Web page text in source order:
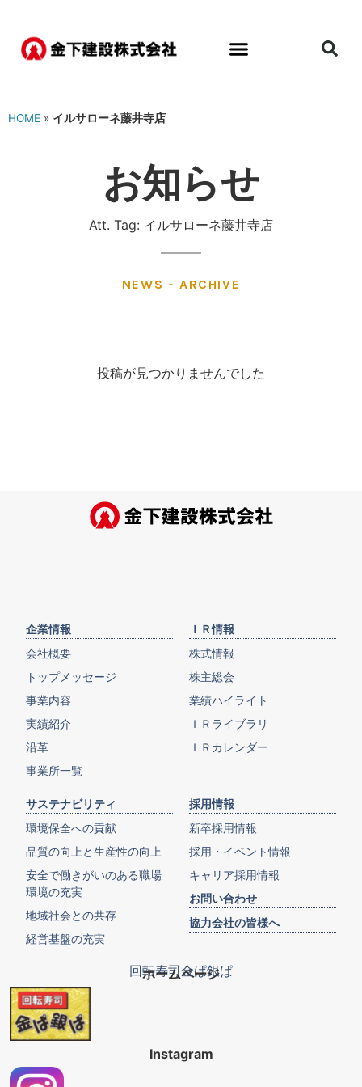
HOME » イルサローネ藤井寺店
お知らせ
Att. Tag: イルサローネ藤井寺店
NEWS - ARCHIVE
投稿が見つかりませんでした
企業情報
会社概要
トップメッセージ
事業内容
実績紹介
沿革
事業所一覧
ＩＲ情報
株式情報
株主総会
業績ハイライト
ＩＲライブラリ
ＩＲカレンダー
サステナビリティ
環境保全への貢献
品質の向上と生産性の向上
安全で働きがいのある職場
環境の充実
地域社会との共存
経営基盤の充実
採用情報
新卒採用情報
採用・イベント情報
キャリア採用情報
お問い合わせ
協力会社の皆様へ
回転寿司金ぱ銀ぱ
ホームページ
Instagram